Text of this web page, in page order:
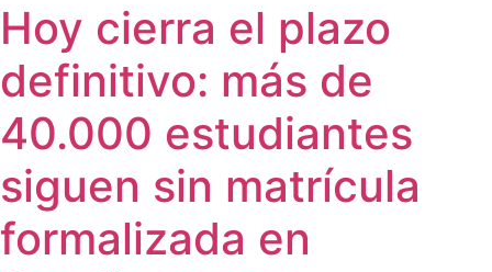
Hoy cierra el plazo
definitivo: más de
40.000 estudiantes
siguen sin matrícula
formalizada en